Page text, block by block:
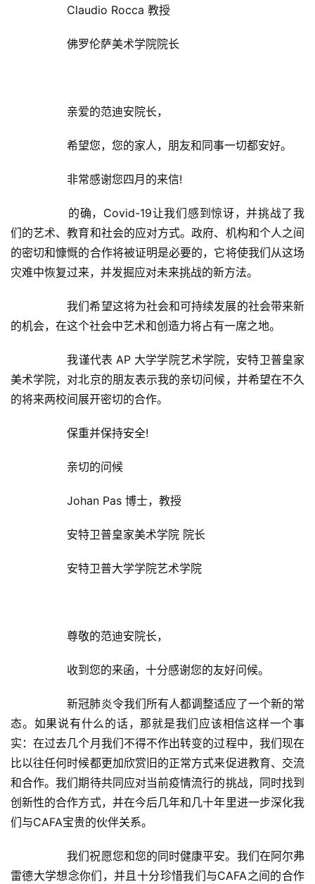
  	Claudio Rocca 教授
  	佛罗伦萨美术学院院长
  	亲爱的范迪安院长，
  	希望您，您的家人，朋友和同事一切都安好。
  	非常感谢您四月的来信!
们的艺术、教育和社会的应对方式。政府、机构和个人之间
的密切和慷慨的合作将被证明是必要的，它将使我们从这场
灾难中恢复过来，并发掘应对未来挑战的新方法。
的机会，在这个社会中艺术和创造力将占有一席之地。
美术学院，对北京的朋友表示我的亲切问候，并希望在不久
的将来两校间展开密切的合作。
  	保重并保持安全!
  	亲切的问候
  	Johan Pas 博士，教授
  	安特卫普皇家美术学院 院长
  	安特卫普大学学院艺术学院
  	尊敬的范迪安院长，
  	收到您的来函，十分感谢您的友好问候。
态。如果说有什么的话，那就是我们应该相信这样一个事
实：在过去几个月我们不得不作出转变的过程中，我们现在
比以往任何时候都更加欣赏旧的正常方式来促进教育、交流
和合作。我们期待共同应对当前疫情流行的挑战，同时找到
创新性的合作方式，并在今后几年和几十年里进一步深化我
们与CAFA宝贵的伙伴关系。
雷德大学想念你们，并且十分珍惜我们与CAFA之间的合作